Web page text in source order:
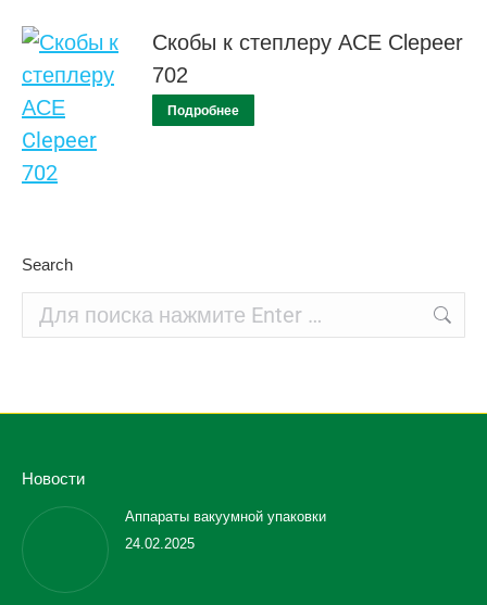
Скобы к степлеру АСЕ Clepeer
702
Подробнее
Search
Новости
Аппараты вакуумной упаковки
24.02.2025